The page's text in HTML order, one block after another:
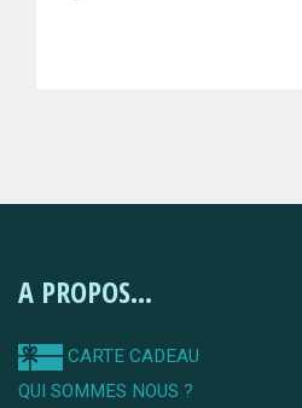
A PROPOS...
CARTE CADEAU
QUI SOMMES NOUS ?